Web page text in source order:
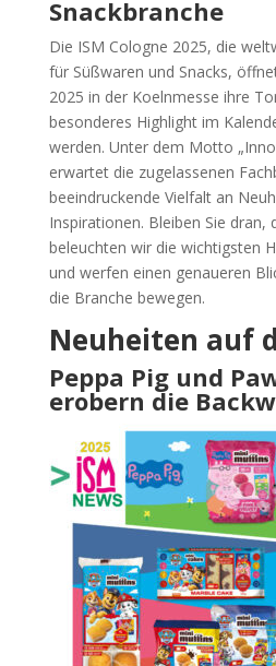
Snackbranche
Die ISM Cologne 2025, die
für Süßwaren und Snacks,
2025 in der Koelnmesse ihre
besonderes Highlight im
werden. Unter dem Motto
erwartet die zugelassenen
beeindruckende Vielfalt an
Inspirationen. Bleiben Sie dran,
beleuchten wir die wichtigsten
und werfen einen genaueren
die Branche bewegen.
Neuheiten auf
Peppa Pig und
erobern die